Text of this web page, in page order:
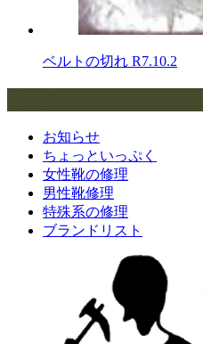
ベルトの切れ R7.10.2
お知らせ
ちょっといっぷく
女性靴の修理
男性靴修理
特殊系の修理
ブランドリスト